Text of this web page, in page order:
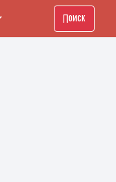
Поиск